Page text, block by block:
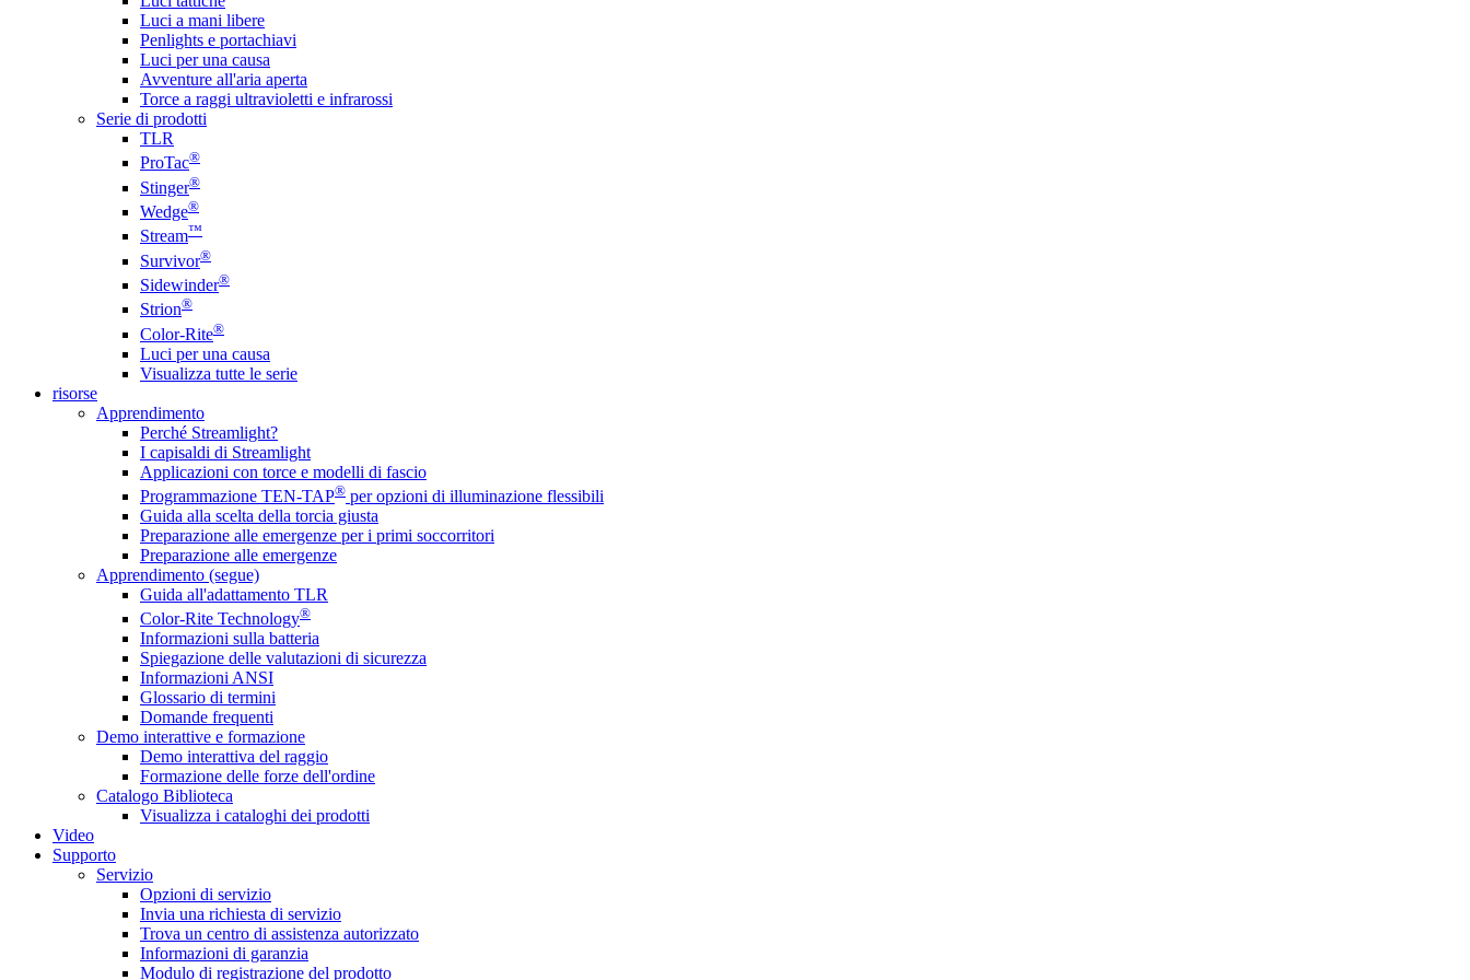
Luci a mani libere
Penlights e portachiavi
Luci per una causa
Avventure all'aria aperta
Torce a raggi ultravioletti e infrarossi
Serie di prodotti
TLR
ProTac®
Stinger®
Wedge®
Stream™
Survivor®
Sidewinder®
Strion®
Color-Rite®
Luci per una causa
Visualizza tutte le serie
risorse
Apprendimento
Perché Streamlight?
I capisaldi di Streamlight
Applicazioni con torce e modelli di fascio
Programmazione TEN-TAP® per opzioni di illuminazione flessibili
Guida alla scelta della torcia giusta
Preparazione alle emergenze per i primi soccorritori
Preparazione alle emergenze
Apprendimento (segue)
Guida all'adattamento TLR
Color-Rite Technology®
Informazioni sulla batteria
Spiegazione delle valutazioni di sicurezza
Informazioni ANSI
Glossario di termini
Domande frequenti
Demo interattive e formazione
Demo interattiva del raggio
Formazione delle forze dell'ordine
Catalogo Biblioteca
Visualizza i cataloghi dei prodotti
Video
Supporto
Servizio
Opzioni di servizio
Invia una richiesta di servizio
Trova un centro di assistenza autorizzato
Informazioni di garanzia
Modulo di registrazione del prodotto